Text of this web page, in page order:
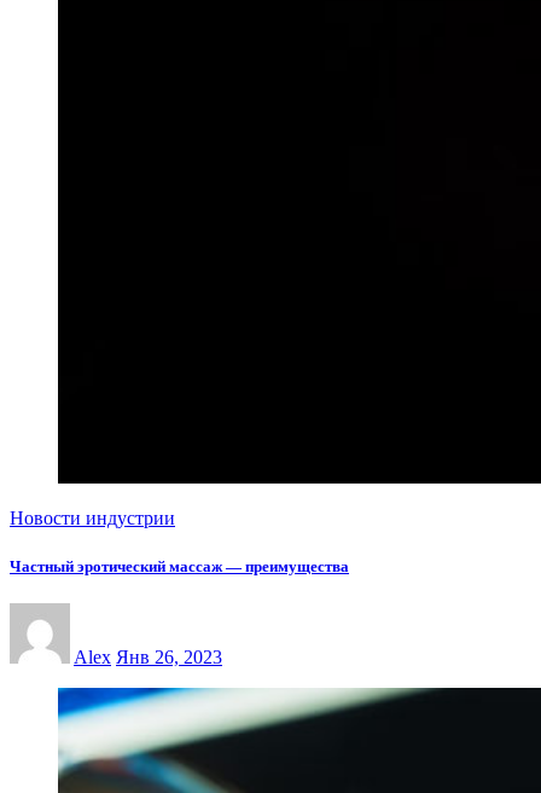
Новости индустрии
Частный эротический массаж — преимущества
Alex Янв 26, 2023